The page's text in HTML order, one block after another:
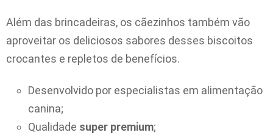
Além das brincadeiras, os cãezinhos também vão
aproveitar os deliciosos sabores desses biscoitos
crocantes e repletos de benefícios.
Desenvolvido por especialistas em alimentação
canina;
Qualidade super premium;